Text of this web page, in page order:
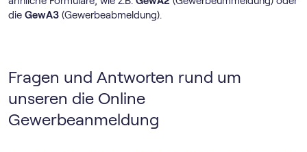
die GewA3 (Gewerbeabmeldung).
Fragen und Antworten rund um
unseren die Online
Gewerbeanmeldung